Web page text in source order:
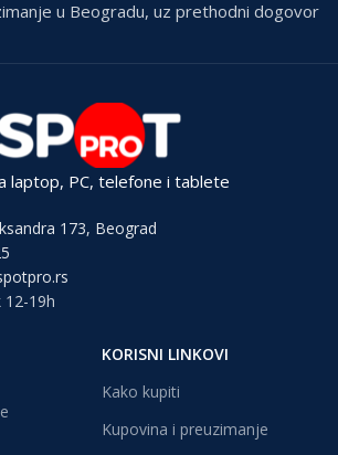
u Beogradu, uz prethodni dogovor
laptop, PC, telefone i tablete
173, Beograd
12-19h
KORISNI LINKOVI
Kako kupiti
Kupovina i preuzimanje